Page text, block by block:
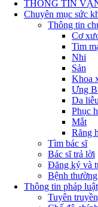
THÔNG TIN
Chuyên mục sức
Thông tin
Cơ
Tim
Nhi
Sản
Khoa
Ưng
Da liễu
Phục
Mắt
Răng
Tìm bác sĩ
Bác sĩ trả lời
Đăng ký và
Bệnh
Thông tin pháp
Tuyên